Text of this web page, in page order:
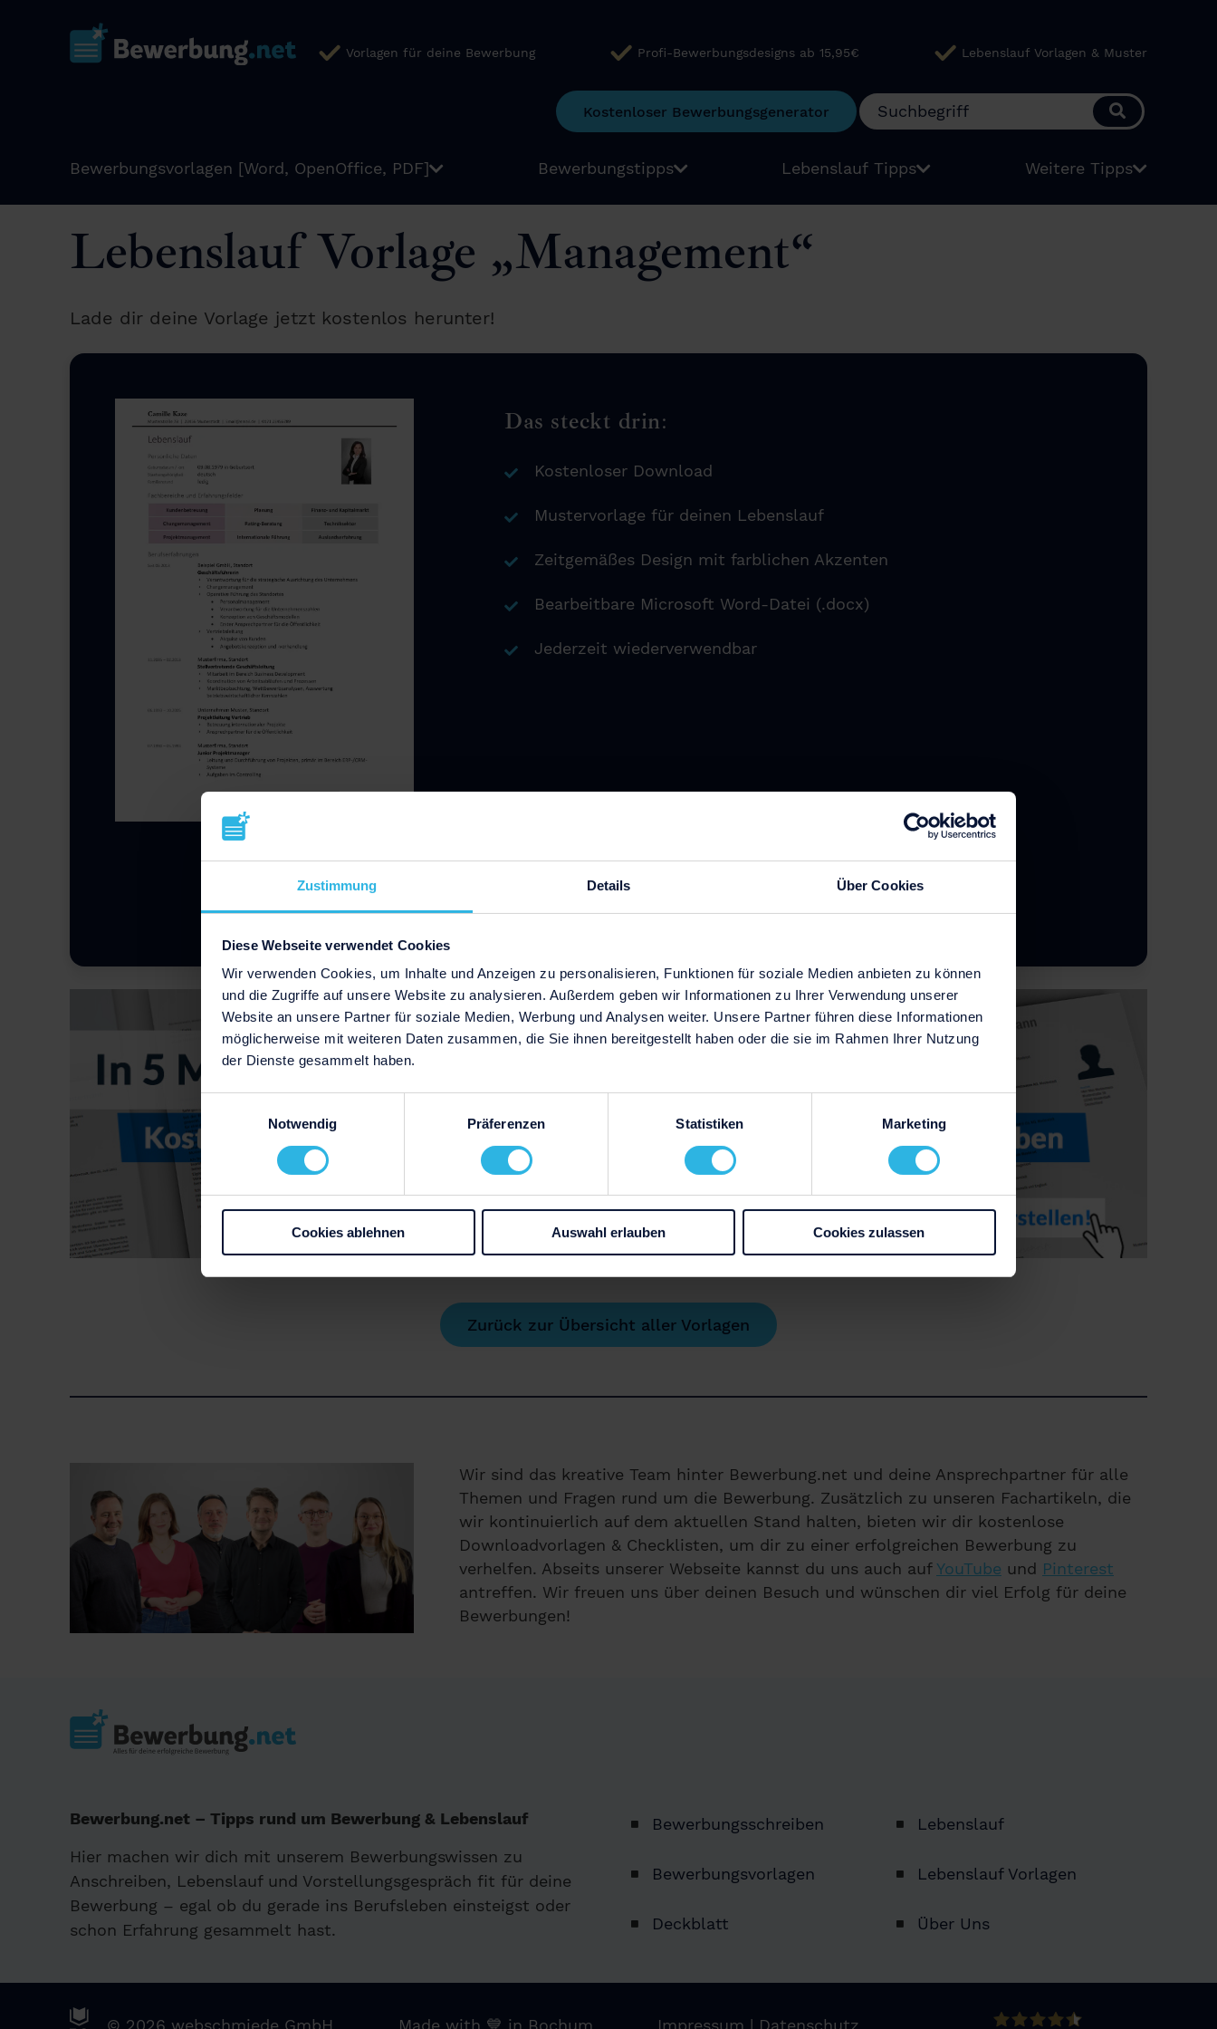
Zustimmung Details Über Cookies
Diese Webseite verwendet Cookies
Wir verwenden Cookies, um Inhalte und Anzeigen zu personalisieren, Funktionen für soziale Medien anbieten zu können
und die Zugriffe auf unsere Website zu analysieren. Außerdem geben wir Informationen zu Ihrer Verwendung unserer
Website an unsere Partner für soziale Medien, Werbung und Analysen weiter. Unsere Partner führen diese Informationen
möglicherweise mit weiteren Daten zusammen, die Sie ihnen bereitgestellt haben oder die sie im Rahmen Ihrer Nutzung
der Dienste gesammelt haben.
Notwendig
Präferenzen Statistiken Marketing
Cookies ablehnen Auswahl erlauben Cookies zulassen
Vorlagen für deine Bewerbung Profi-Bewerbungsdesigns ab 15,95€ Lebenslauf Vorlagen & Muster
Kostenloser Bewerbungsgenerator
Bewerbungsvorlagen [Word, OpenOffice, PDF] Bewerbungstipps Lebenslauf Tipps Weitere Tipps
Lebenslauf Vorlage „Management“
Lade dir deine Vorlage jetzt kostenlos herunter!
Das steckt drin:
Kostenloser Download
Mustervorlage für deinen Lebenslauf
Zeitgemäßes Design mit farblichen Akzenten
Bearbeitbare Microsoft Word-Datei (.docx)
Jederzeit wiederverwendbar
Jetzt herunterladen
Zurück zur Übersicht aller Vorlagen
Wir sind das kreative Team hinter Bewerbung.net und deine Ansprechpartner für alle
Themen und Fragen rund um die Bewerbung. Zusätzlich zu unseren Fachartikeln, die
wir kontinuierlich auf dem aktuellen Stand halten, bieten wir dir kostenlose
Downloadvorlagen & Checklisten, um dir zu einer erfolgreichen Bewerbung zu
verhelfen. Abseits unserer Webseite kannst du uns auch aufYouTube und Pinterest
antreffen. Wir freuen uns über deinen Besuch und wünschen dir viel Erfolg für deine
Bewerbungen!
Bewerbung.net – Tipps rund um Bewerbung & Lebenslauf
Hier machen wir dich mit unserem Bewerbungswissen zu
Anschreiben, Lebenslauf und Vorstellungsgespräch fit für deine
Bewerbung – egal ob du gerade ins Berufsleben einsteigst oder
schon Erfahrung gesammelt hast.
Bewerbungsschreiben Lebenslauf
Bewerbungsvorlagen Lebenslauf Vorlagen
Deckblatt Über Uns
© 2026 webschmiede GmbH Made with 💙 in Bochum Impressum | Datenschutz